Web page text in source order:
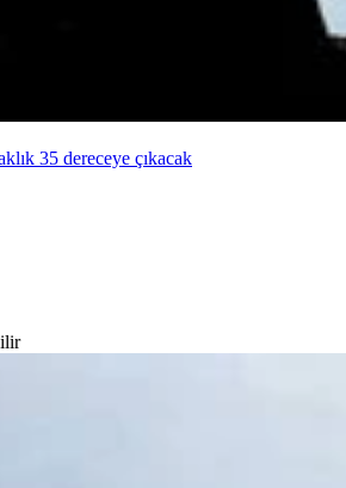
35 dereceye çıkacak